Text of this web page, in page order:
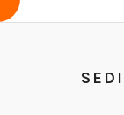
SEDI